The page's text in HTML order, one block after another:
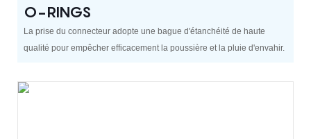
O-RINGS
La prise du connecteur adopte une bague d'étanchéité de haute
qualité pour empêcher efficacement la poussière et la pluie d'envahir.